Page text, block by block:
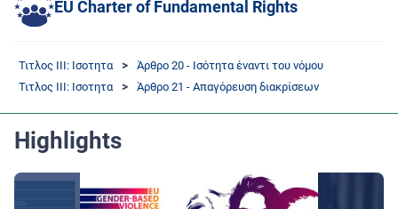
EU Charter of Fundamental Rights
Τιτλος III: Ισοτητα
Άρθρο 20 - Ισότητα έναντι του νόμου
Τιτλος III: Ισοτητα
Άρθρο 21 - Απαγόρευση διακρίσεων
Highlights